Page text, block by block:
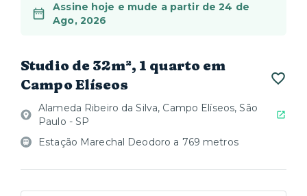
Assine hoje e mude a partir de 24 de
Ago, 2026
Studio de 32m², 1 quarto em
Campo Elíseos
Alameda Ribeiro da Silva, Campo Elíseos, São
Paulo - SP
Estação Marechal Deodoro a 769 metros